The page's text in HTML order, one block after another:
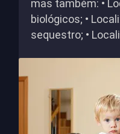
mas também: •
biológicos; •
sequestro; •